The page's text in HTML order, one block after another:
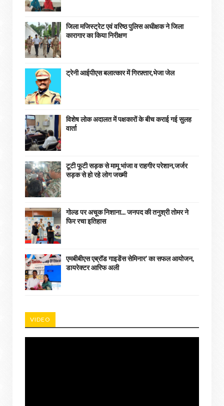
जिला मजिस्ट्रेट एवं वरिष्ठ पुलिस अधीक्षक ने जिला
कारागार का किया निरीक्षण
ट्रेनी आईपीएस बलात्कार में गिरफ़्तार,भेजा जेल
विशेष लोक अदालत में पक्षकारों के बीच कराई गई सुलह
वार्ता
टूटी फूटी सड़क से मामू भांजा व राहगीर परेशान,जर्जर
सड़क से हो रहे लोग जख्मी
गोल्ड पर अचूक निशाना... जनपद की तनुश्री तोमर ने
फिर रचा इतिहास
एमबीबीएस एब्रॉड गाइडेंस सेमिनार' का सफल आयोजन,
डायरेक्टर आरिफ अली
VIDEO